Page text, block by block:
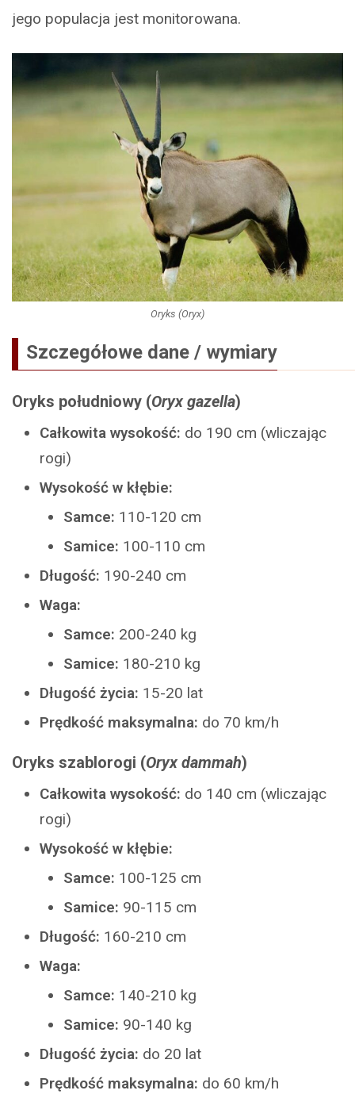
jego populacja jest monitorowana.
Oryks (Oryx)
Szczegółowe dane / wymiary
Oryks południowy (Oryx gazella)
Całkowita wysokość: do 190 cm (wliczając
rogi)
Wysokość w kłębie:
Samce: 110-120 cm
Samice: 100-110 cm
Długość: 190-240 cm
Waga:
Samce: 200-240 kg
Samice: 180-210 kg
Długość życia: 15-20 lat
Prędkość maksymalna: do 70 km/h
Oryks szablorogi (Oryx dammah)
Całkowita wysokość: do 140 cm (wliczając
rogi)
Wysokość w kłębie:
Samce: 100-125 cm
Samice: 90-115 cm
Długość: 160-210 cm
Waga:
Samce: 140-210 kg
Samice: 90-140 kg
Długość życia: do 20 lat
Prędkość maksymalna: do 60 km/h